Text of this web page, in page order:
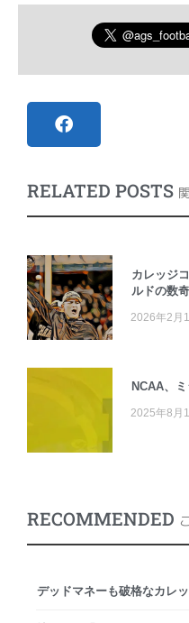
RELATED POSTS
カレッジ
ルドの数
2026年2月
NCAA、
2025年8月
RECOMMENDED
デッドマネーも破格なカレ